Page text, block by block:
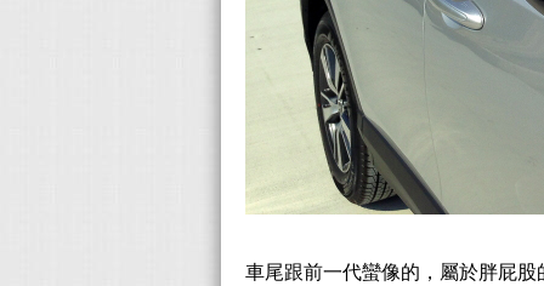
車尾跟前一代蠻像的，屬於胖屁股